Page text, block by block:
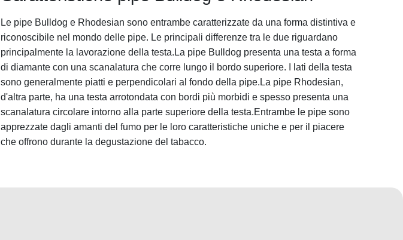
Le pipe Bulldog e Rhodesian sono entrambe caratterizzate da una forma distintiva e
riconoscibile nel mondo delle pipe. Le principali differenze tra le due riguardano
principalmente la lavorazione della testa.La pipe Bulldog presenta una testa a forma
di diamante con una scanalatura che corre lungo il bordo superiore. I lati della testa
sono generalmente piatti e perpendicolari al fondo della pipe.La pipe Rhodesian,
d'altra parte, ha una testa arrotondata con bordi più morbidi e spesso presenta una
scanalatura circolare intorno alla parte superiore della testa.Entrambe le pipe sono
apprezzate dagli amanti del fumo per le loro caratteristiche uniche e per il piacere
che offrono durante la degustazione del tabacco.